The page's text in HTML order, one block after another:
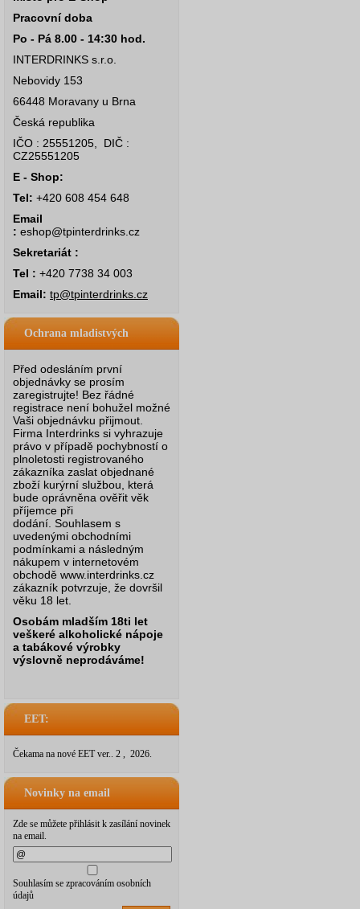
Pracovní doba
Po - Pá 8.00 - 14:30 hod.
INTERDRINKS s.r.o.
Nebovidy 153
66448 Moravany u Brna
Česká republika
IČO : 25551205, DIČ :
CZ25551205
E - Shop:
Tel: +420 608 454 648
Email
: eshop@tpinterdrinks.cz
Sekretariát :
Tel : +420 7738 34 003
Email: tp@tpinterdrinks.cz
Ochrana mladistvých
Před odesláním první
objednávky se prosím
zaregistrujte! Bez řádné
registrace není bohužel možné
Vaši objednávku přijmout.
Firma Interdrinks si vyhrazuje
právo v případě pochybností o
plnoletosti registrovaného
zákazníka zaslat objednané
zboží kurýrní službou, která
bude oprávněna ověřit věk
příjemce při
dodání. Souhlasem s
uvedenými obchodními
podmínkami a následným
nákupem v internetovém
obchodě www.interdrinks.cz
zákazník potvrzuje, že dovršil
věku 18 let.
Osobám mladším 18ti let
veškeré alkoholické nápoje
a tabákové výrobky
výslovně neprodáváme!
EET:
Čekama na nové EET ver.. 2 , 2026.
Novinky na email
Zde se můžete přihlásit k zasílání novinek
na email.
Souhlasím se zpracováním osobních
údajů